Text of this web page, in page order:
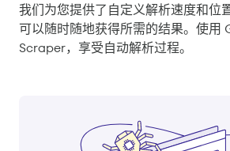
我们为您提供了自定义解析速度和位
可以随时随地获得所需的结果。使用
Scraper，享受自动解析过程。